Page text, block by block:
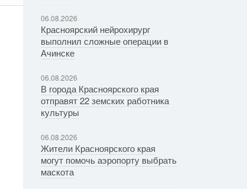
06.08.2026
Красноярский нейрохирург
выполнил сложные операции в
Ачинске
06.08.2026
В города Красноярского края
отправят 22 земских работника
культуры
06.08.2026
Жители Красноярского края
могут помочь аэропорту выбрать
маскота